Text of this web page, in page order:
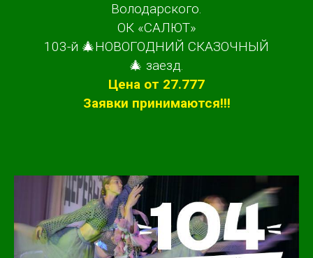
Володарского.
ОК «САЛЮТ»
103-й 🎄НОВОГОДНИЙ СКАЗОЧНЫЙ
🎄 заезд.
Цена от 27.777
Заявки принимаются!!!